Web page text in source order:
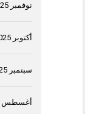
نوفمبر 2025
أكتوبر 2025
سبتمبر 2025
أغسطس 2025